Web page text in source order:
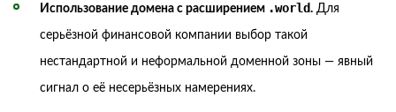
Использование домена с расширением .world. Для
серьёзной финансовой компании выбор такой
нестандартной и неформальной доменной зоны — явный
сигнал о её несерьёзных намерениях.